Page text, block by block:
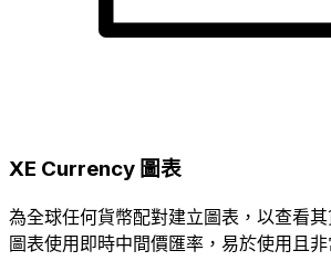
XE Currency 圖表
為全球任何貨幣配對建立圖表，以查看
圖表使用即時中間價匯率，易於使用且非